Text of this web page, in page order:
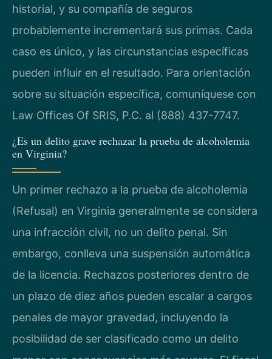
historial, y su compañía de seguros
probablemente incrementará sus primas. Cada
caso es único, y las circunstancias específicas
pueden influir en el resultado. Para orientación
sobre su situación específica, comuníquese con
Law Offices Of SRIS, P.C. al (888) 437-7747.
¿Es un delito grave rechazar la prueba de alcoholemia
en Virginia?
Un primer rechazo a la prueba de alcoholemia
(Refusal) en Virginia generalmente se considera
una infracción civil, no un delito penal. Sin
embargo, conlleva una suspensión automática
de la licencia. Rechazos posteriores dentro de
un plazo de diez años pueden escalar a cargos
penales de mayor gravedad, incluyendo la
posibilidad de ser clasificado como un delito